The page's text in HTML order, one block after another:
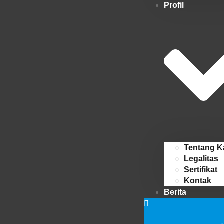
Profil
Tentang
Legalitas
Sertifikat
Kontak
Berita